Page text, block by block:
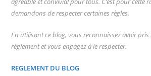
demandons de respecter certaines règles.
En utilisant ce blog, vous reconnaissez avoir
règlement et vous engagez à le respecter.
REGLEMENT DU BLOG